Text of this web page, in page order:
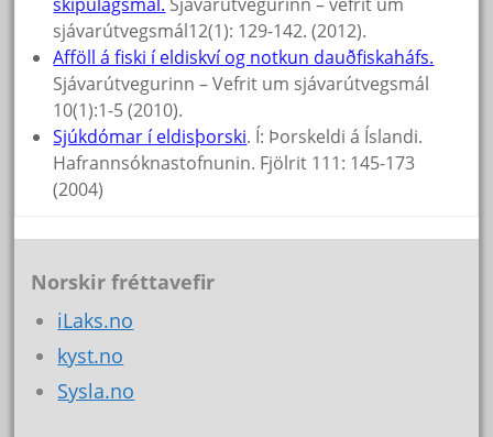
sjávarútvegsmál12(1): 129-142. (2012).
Afföll á fiski í eldiskví og notkun dauðfiskaháfs.
Sjávarútvegurinn – Vefrit um sjávarútvegsmál
10(1):1-5 (2010).
Sjúkdómar í eldisþorski. Í: Þorskeldi á Íslandi.
Hafrannsóknastofnunin. Fjölrit 111: 145-173
(2004)
Norskir fréttavefir
iLaks.no
kyst.no
Sysla.no